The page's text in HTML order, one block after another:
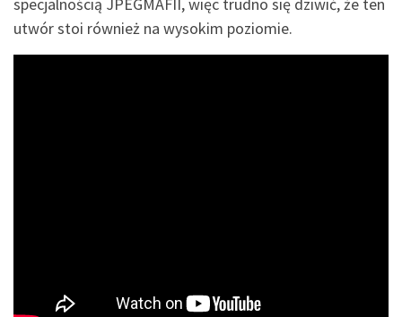
utwór stoi również na wysokim poziomie.